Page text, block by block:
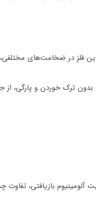
فلز در ضخامت‌های مختلفی،
ترک خوردن و پارگی،
بازیافتی، تفاوت